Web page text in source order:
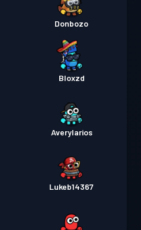
Donbozo
Bloxzd
Averylarios
Lukeb14367